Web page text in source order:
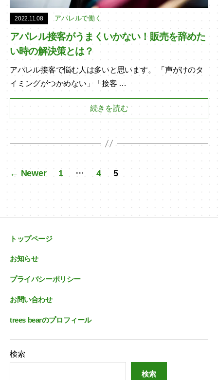
2022.11.08 アパレルで働く
アパレル接客がうまくいかない！販売を辞めた
い時の解決策とは？
アパレル接客で悩む人は多いと思います。 「声がけのタ
イミングがつかめない」「接客 …
続きを読む
投
稿
の
ペ
ー
送
り
← Newer 1 … 4 5
トップページ
お知らせ
プライバシーポリシー
お問い合わせ
trees bearのプロフィール
検索
検索